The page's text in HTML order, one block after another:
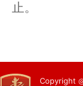
止。
Copyright